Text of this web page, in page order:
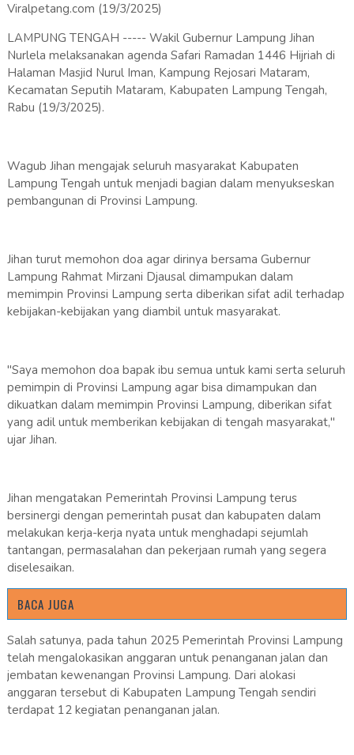
Viralpetang.com (19/3/2025)
LAMPUNG TENGAH ----- Wakil Gubernur Lampung Jihan
Nurlela melaksanakan agenda Safari Ramadan 1446 Hijriah di
Halaman Masjid Nurul Iman, Kampung Rejosari Mataram,
Kecamatan Seputih Mataram, Kabupaten Lampung Tengah,
Rabu (19/3/2025).
Wagub Jihan mengajak seluruh masyarakat Kabupaten
Lampung Tengah untuk menjadi bagian dalam menyukseskan
pembangunan di Provinsi Lampung.
Jihan turut memohon doa agar dirinya bersama Gubernur
Lampung Rahmat Mirzani Djausal dimampukan dalam
memimpin Provinsi Lampung serta diberikan sifat adil terhadap
kebijakan-kebijakan yang diambil untuk masyarakat.
"Saya memohon doa bapak ibu semua untuk kami serta seluruh
pemimpin di Provinsi Lampung agar bisa dimampukan dan
dikuatkan dalam memimpin Provinsi Lampung, diberikan sifat
yang adil untuk memberikan kebijakan di tengah masyarakat,"
ujar Jihan.
Jihan mengatakan Pemerintah Provinsi Lampung terus
bersinergi dengan pemerintah pusat dan kabupaten dalam
melakukan kerja-kerja nyata untuk menghadapi sejumlah
tantangan, permasalahan dan pekerjaan rumah yang segera
diselesaikan.
BACA JUGA
Salah satunya, pada tahun 2025 Pemerintah Provinsi Lampung
telah mengalokasikan anggaran untuk penanganan jalan dan
jembatan kewenangan Provinsi Lampung. Dari alokasi
anggaran tersebut di Kabupaten Lampung Tengah sendiri
terdapat 12 kegiatan penanganan jalan.